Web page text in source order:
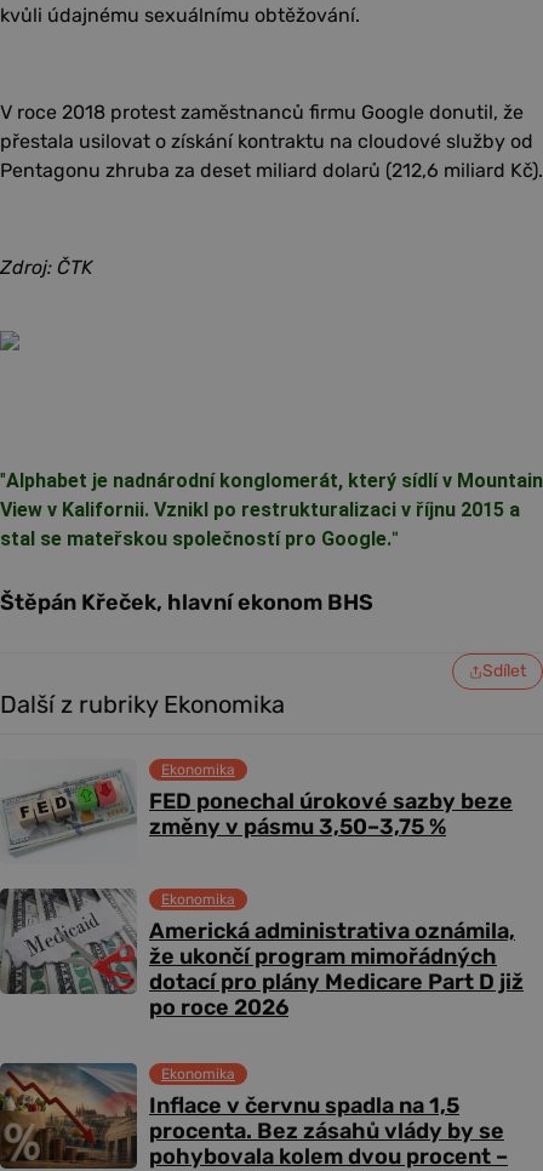
kvůli údajnému sexuálnímu obtěžování.
V roce 2018 protest zaměstnanců firmu Google donutil, že
přestala usilovat o získání kontraktu na cloudové služby od
Pentagonu zhruba za deset miliard dolarů (212,6 miliard Kč).
Zdroj: ČTK
"Alphabet je nadnárodní konglomerát, který sídlí v Mountain
View v Kalifornii. Vznikl po restrukturalizaci v říjnu 2015 a
stal se mateřskou společností pro Google."
Štěpán Křeček, hlavní ekonom BHS
Sdílet
Další z rubriky Ekonomika
FED ponechal úrokové sazby beze
změny v pásmu 3,50–3,75 %
Ekonomika
Americká administrativa oznámila,
že ukončí program mimořádných
dotací pro plány Medicare Part D již
po roce 2026
Ekonomika
Inflace v červnu spadla na 1,5
procenta. Bez zásahů vlády by se
pohybovala kolem dvou procent –
Ekonomika